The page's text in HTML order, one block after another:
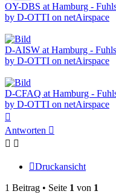
OY-DBS at Hamburg -
by D-OTTI on netAirspace
D-AISW at Hamburg -
by D-OTTI on netAirspace
D-CFAQ at Hamburg -
by D-OTTI on netAirspace
oben
Antworten
Druckansicht
1 Beitrag • Seite 1 von 1